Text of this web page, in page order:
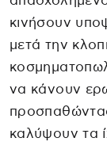
κινήσουν
μετά την
να κάνουν
καλύψουν τα